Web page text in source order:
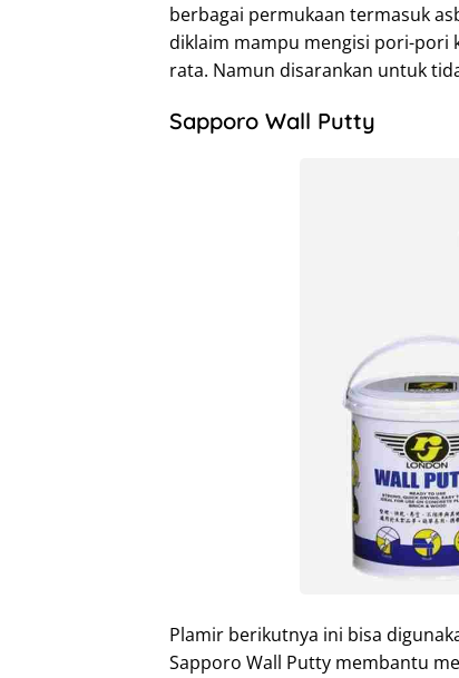
berbagai permukaan termasuk
diklaim mampu mengisi pori-pori
rata. Namun disarankan untuk
Sapporo Wall Putty
Plamir berikutnya ini bisa
Sapporo Wall Putty membantu